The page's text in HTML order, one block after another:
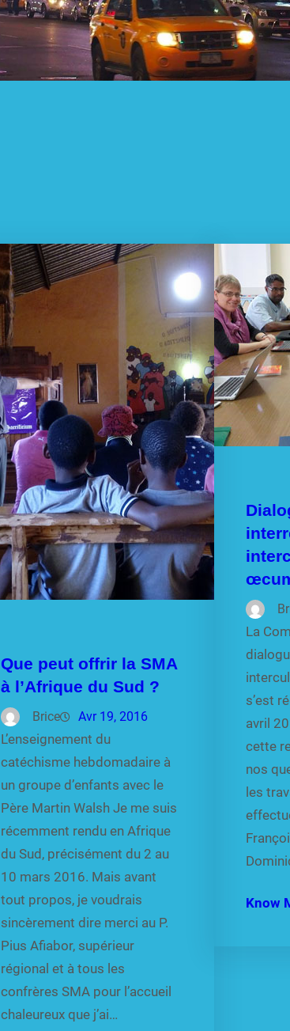
Que peut offrir la SMA
à l’Afrique du Sud ?
Brice Avr 19, 2016
L’enseignement du
catéchisme hebdomadaire à
un groupe d’enfants avec le
Père Martin Walsh Je me suis
récemment rendu en Afrique
du Sud, précisément du 2 au
10 mars 2016. Mais avant
tout propos, je voudrais
sincèrement dire merci au P.
Pius Afiabor, supérieur
régional et à tous les
confrères SMA pour l’accueil
chaleureux que j’ai…
La
s’est
avril
cette
nos
les
Know